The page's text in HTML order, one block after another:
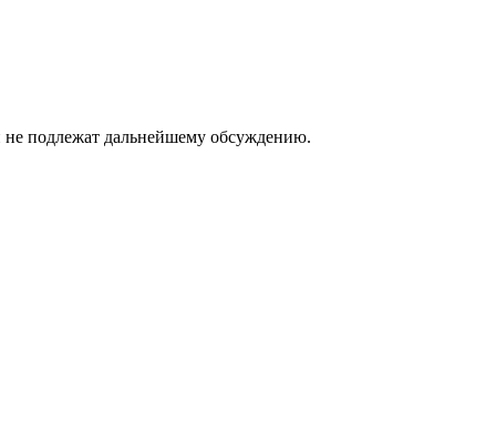
подлежат дальнейшему обсуждению.